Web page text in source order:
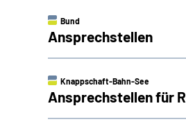
Bund
Ansprechstellen
Knappschaft-Bahn-See
Ansprechstellen für